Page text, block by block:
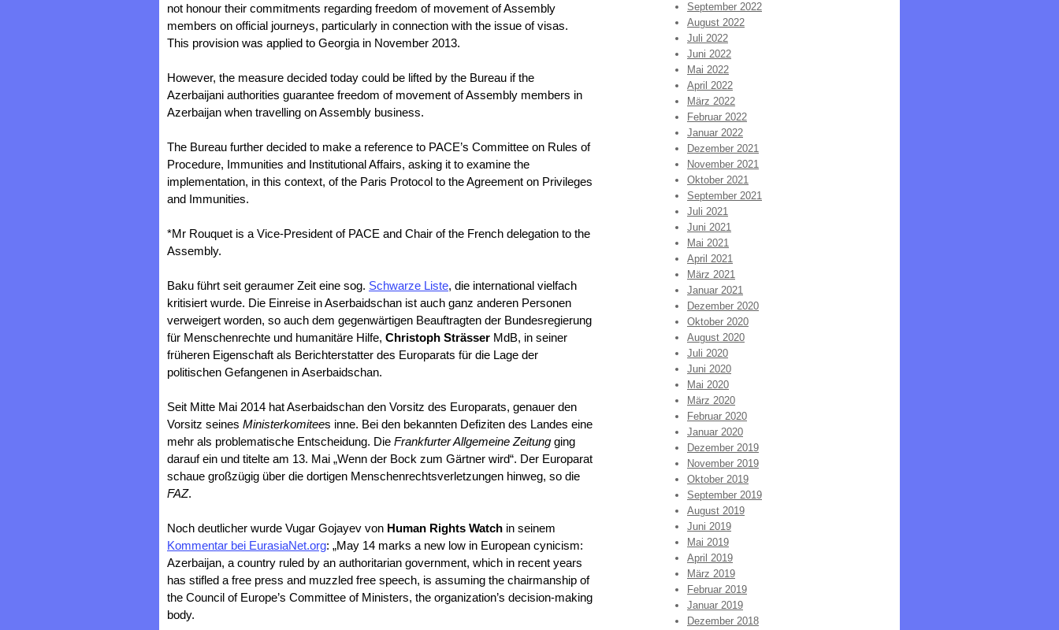
not honour their commitments regarding freedom of movement of Assembly
members on official journeys, particularly in connection with the issue of visas.
This provision was applied to Georgia in November 2013.
However, the measure decided today could be lifted by the Bureau if the
Azerbaijani authorities guarantee freedom of movement of Assembly members in
Azerbaijan when travelling on Assembly business.
The Bureau further decided to make a reference to PACE’s Committee on Rules of
Procedure, Immunities and Institutional Affairs, asking it to examine the
implementation, in this context, of the Paris Protocol to the Agreement on Privileges
and Immunities.
*Mr Rouquet is a Vice-President of PACE and Chair of the French delegation to the
Assembly.
Baku führt seit geraumer Zeit eine sog. Schwarze Liste, die international vielfach
kritisiert wurde. Die Einreise in Aserbaidschan ist auch ganz anderen Personen
verweigert worden, so auch dem gegenwärtigen Beauftragten der Bundesregierung
für Menschenrechte und humanitäre Hilfe, Christoph Strässer MdB, in seiner
früheren Eigenschaft als Berichterstatter des Europarats für die Lage der
politischen Gefangenen in Aserbaidschan.
Seit Mitte Mai 2014 hat Aserbaidschan den Vorsitz des Europarats, genauer den
Vorsitz seines Ministerkomitees inne. Bei den bekannten Defiziten des Landes eine
mehr als problematische Entscheidung. Die Frankfurter Allgemeine Zeitung ging
darauf ein und titelte am 13. Mai „Wenn der Bock zum Gärtner wird“. Der Europarat
schaue großzügig über die dortigen Menschenrechtsverletzungen hinweg, so die
FAZ.
Noch deutlicher wurde Vugar Gojayev von Human Rights Watch in seinem
Kommentar bei EurasiaNet.org: „May 14 marks a new low in European cynicism:
Azerbaijan, a country ruled by an authoritarian government, which in recent years
has stifled a free press and muzzled free speech, is assuming the chairmanship of
the Council of Europe’s Committee of Ministers, the organization’s decision-making
body.
September 2022
August 2022
Juli 2022
Juni 2022
Mai 2022
April 2022
März 2022
Februar 2022
Januar 2022
Dezember 2021
November 2021
Oktober 2021
September 2021
Juli 2021
Juni 2021
Mai 2021
April 2021
März 2021
Januar 2021
Dezember 2020
Oktober 2020
August 2020
Juli 2020
Juni 2020
Mai 2020
März 2020
Februar 2020
Januar 2020
Dezember 2019
November 2019
Oktober 2019
September 2019
August 2019
Juni 2019
Mai 2019
April 2019
März 2019
Februar 2019
Januar 2019
Dezember 2018